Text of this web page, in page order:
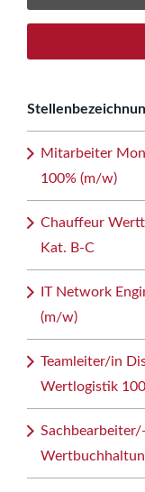
Mitarbeiter
100% (m/w)
Chauffeur
Kat. B-C
IT Network
(m/w)
Teamleiter/in
Wertlogistik